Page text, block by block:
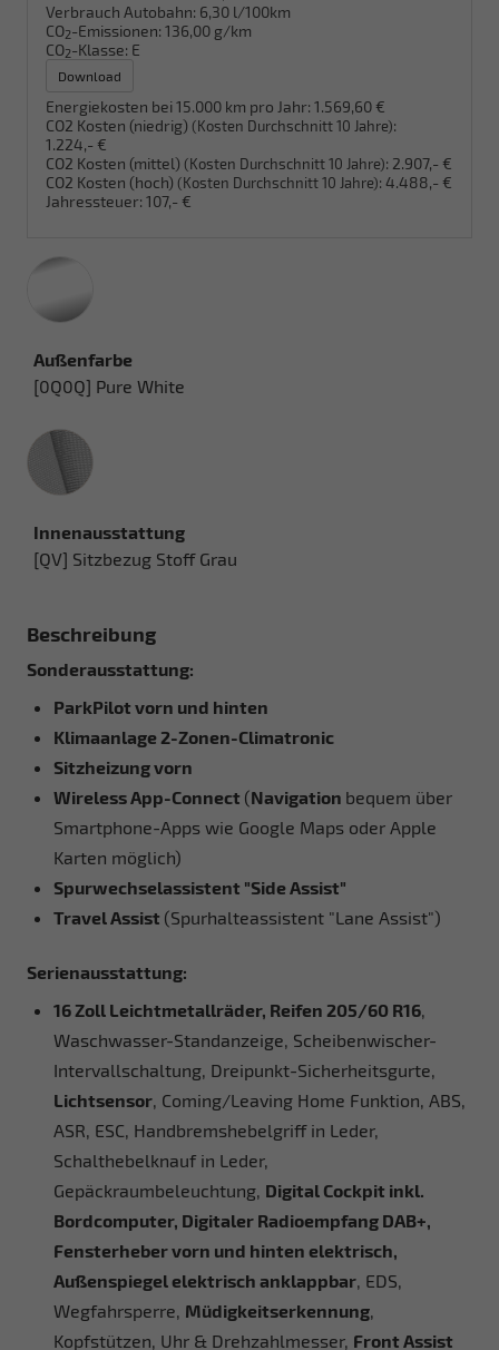
Verbrauch Autobahn: 6,30 l/100km
CO2-Emissionen: 136,00 g/km
CO2-Klasse: E
Download
Energiekosten bei 15.000 km pro Jahr: 1.569,60 €
CO2 Kosten (niedrig) (Kosten Durchschnitt 10 Jahre):
1.224,- €
CO2 Kosten (mittel) (Kosten Durchschnitt 10 Jahre): 2.907,- €
CO2 Kosten (hoch) (Kosten Durchschnitt 10 Jahre): 4.488,- €
Jahressteuer: 107,- €
Außenfarbe
[0Q0Q] Pure White
Innenausstattung
Innenausstattung
[QV] Sitzbezug Stoff Grau
Beschreibung
Sonderausstattung:
ParkPilot vorn und hinten
Klimaanlage 2-Zonen-Climatronic
Sitzheizung vorn
Wireless App-Connect (Navigation bequem über
Smartphone-Apps wie Google Maps oder Apple
Karten möglich)
Spurwechselassistent "Side Assist"
Travel Assist (Spurhalteassistent "Lane Assist")
Serienausstattung:
16 Zoll Leichtmetallräder, Reifen 205/60 R16
Waschwasser-Standanzeige, Scheibenwischer-
Intervallschaltung, Dreipunkt-Sicherheitsgurte,
Lichtsensor , Coming/Leaving Home Funktion, ABS,
ASR, ESC, Handbremshebelgriff in Leder,
Schalthebelknauf in Leder,
Gepäckraumbeleuchtung, Digital Cockpit inkl.
Bordcomputer, Digitaler Radioempfang DAB+,
Fensterheber vorn und hinten elektrisch,
Außenspiegel elektrisch anklappbar , EDS,
Wegfahrsperre, Müdigkeitserkennung
Kopfstützen, Uhr & Drehzahlmesser, Front Assist